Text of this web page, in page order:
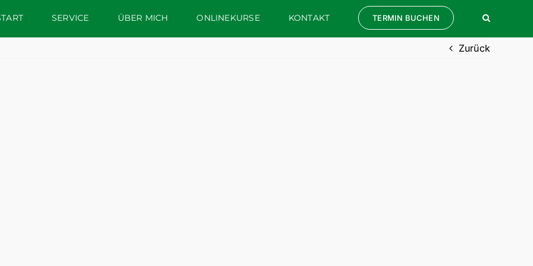
SERVICE ÜBER MICH ONLINEKURSE KONTAKT TERMIN BUCHEN
Zurück